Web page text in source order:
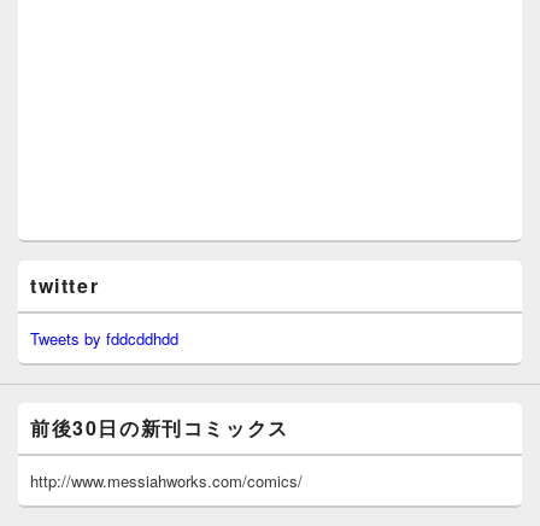
twitter
Tweets by fddcddhdd
前後30日の新刊コミックス
http://www.messiahworks.com/comics/